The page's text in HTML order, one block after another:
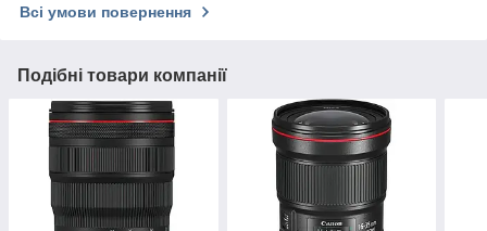
Всі умови повернення
Подібні товари компанії